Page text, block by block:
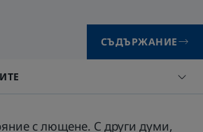
СЪДЪРЖАНИЕ
с лющене. С други думи,